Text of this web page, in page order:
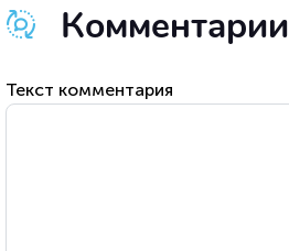
Комментарии
Текст комментария